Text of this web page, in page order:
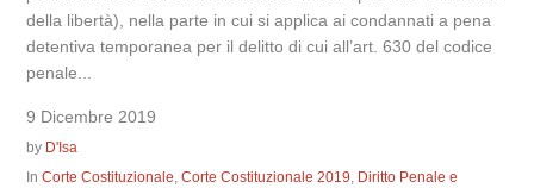
della libertà), nella parte in cui si applica ai condannati a pena
detentiva temporanea per il delitto di cui all’art. 630 del codice
penale...
9 Dicembre 2019
by D'Isa
InCorte Costituzionale,Corte Costituzionale 2019, Diritto Penale e